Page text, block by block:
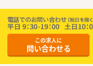
この求人に
問い合わせる